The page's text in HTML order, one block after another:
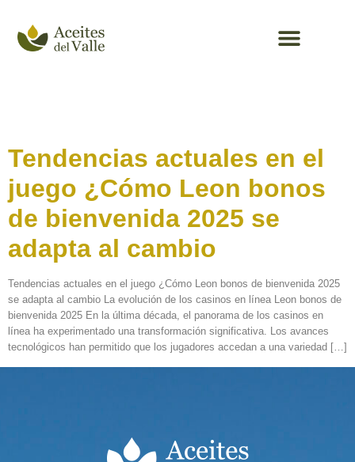
Tendencias actuales en el
juego ¿Cómo Leon bonos
de bienvenida 2025 se
adapta al cambio
Tendencias actuales en el juego ¿Cómo Leon bonos de bienvenida 2025
se adapta al cambio La evolución de los casinos en línea Leon bonos de
bienvenida 2025 En la última década, el panorama de los casinos en
línea ha experimentado una transformación significativa. Los avances
tecnológicos han permitido que los jugadores accedan a una variedad […]